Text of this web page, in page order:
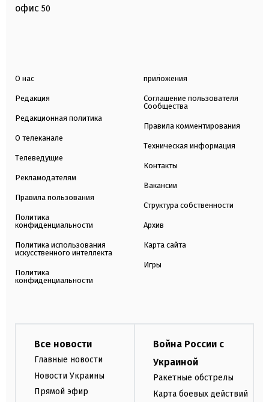
офис 50
О нас
Редакция
Редакционная политика
О телеканале
Телеведущие
Рекламодателям
Правила пользования
Политика
конфиденциальности
Политика использования
искусственного интеллекта
Политика
конфиденциальности
приложения
Соглашение пользователя
Сообщества
Правила комментирования
Техническая информация
Контакты
Вакансии
Структура собственности
Архив
Карта сайта
Игры
Все новости
Главные новости
Новости Украины
Прямой эфир
Война России с
Украиной
Ракетные обстрелы
Карта боевых действий